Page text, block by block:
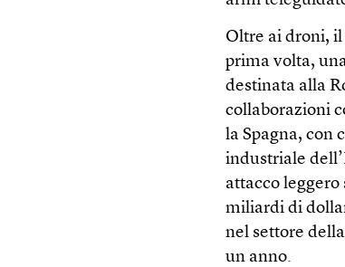
Oltre ai droni, il
prima volta,
destinata alla
collaborazioni
la Spagna, con
industriale
attacco
miliardi di
nel settore
un anno.